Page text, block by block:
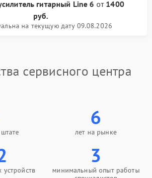
гитарный Line 6 от 1400
руб.
на текущую дату 09.08.2026
сервисного центра
6
лет на рынке
3
минимальный опыт работы